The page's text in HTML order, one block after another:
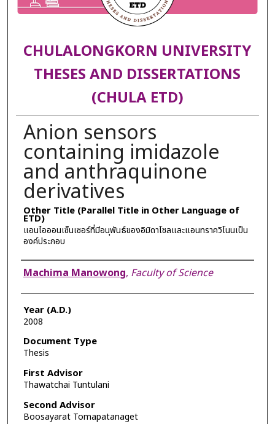
CHULALONGKORN UNIVERSITY
THESES AND DISSERTATIONS
(CHULA ETD)
Anion sensors
containing imidazole
and anthraquinone
derivatives
Other Title (Parallel Title in Other Language of
ETD)
แอนไอออนเซ็นเซอร์ที่มีอนุพันธ์ของอิมิดาโซลและแอนทราควิโนนเป็น
องค์ประกอบ
Author
Machima Manowong, Faculty of Science
Year (A.D.)
2008
Document Type
Thesis
First Advisor
Thawatchai Tuntulani
Second Advisor
Boosayarat Tomapatanaget